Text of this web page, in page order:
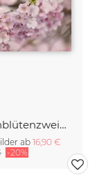
Kirschblütenzweig mit vielen Blüten
ab16,90 €
-20%